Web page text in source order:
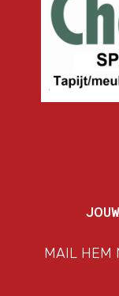
MAIL HEM